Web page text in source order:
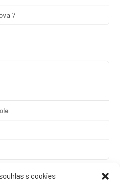
s cookies
7